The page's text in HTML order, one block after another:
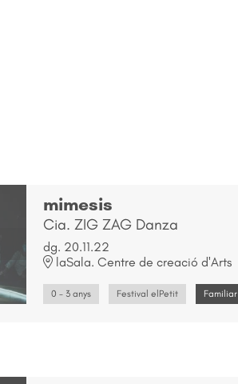
mimesis
Cia. ZIG ZAG Danza
dg. 20.11.22
laSala. Centre de creació d'Arts
0 - 3 anys Festival elPetit Familiar